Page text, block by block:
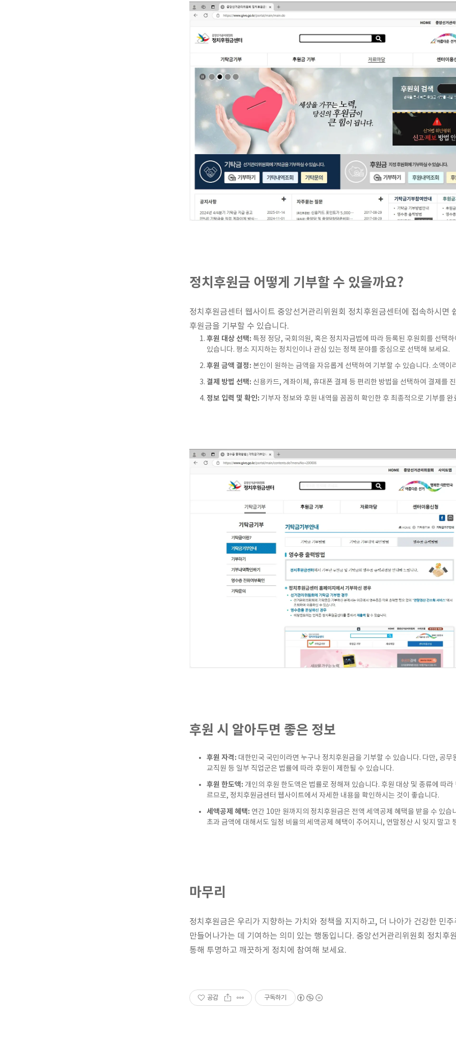
정치후원금 어떻게 기부할 수 있을까요?
정치후원금센터 웹사이트 중앙선거관리위원회 정치후원금센터에 접속하시면
후원금을 기부할 수 있습니다.
후원 대상 선택: 특정 정당, 국회의원, 혹은 정치자금법에 따라 등록된 후원회를 선택하
있습니다. 평소 지지하는 정치인이나 관심 있는 정책 분야를 중심으로 선택해 보세요.
후원 금액 결정: 본인이 원하는 금액을 자유롭게 선택하여 기부할 수 있습니다. 소액이
결제 방법 선택: 신용카드, 계좌이체, 휴대폰 결제 등 편리한 방법을 선택하여 결제를
정보 입력 및 확인: 기부자 정보와 후원 내역을 꼼꼼히 확인한 후 최종적으로 기부를 완
후원 시 알아두면 좋은 정보
후원 자격: 대한민국 국민이라면 누구나 정치후원금을 기부할 수 있습니다. 다만, 공무
교직원 등 일부 직업군은 법률에 따라 후원이 제한될 수 있습니다.
후원 한도액: 개인의 후원 한도액은 법률로 정해져 있습니다. 후원 대상 및 종류에 따라
르므로, 정치후원금센터 웹사이트에서 자세한 내용을 확인하시는 것이 좋습니다.
세액공제 혜택: 연간 10만 원까지의 정치후원금은 전액 세액공제 혜택을 받을 수 있습
초과 금액에 대해서도 일정 비율의 세액공제 혜택이 주어지니, 연말정산 시 잊지 말고
마무리
정치후원금은 우리가 지향하는 가치와 정책을 지지하고, 더 나아가 건강한 민주
만들어나가는 데 기여하는 의미 있는 행동입니다. 중앙선거관리위원회 정치후
통해 투명하고 깨끗하게 정치에 참여해 보세요.
공감 구독하기